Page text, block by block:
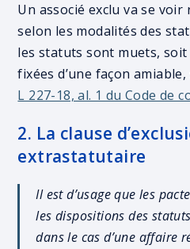
Un associé exclu va se
selon les modalités des
les statuts sont muets,
fixées d’une façon
L 227-18, al. 1 du Code de
2. La clause
extrastatutaire
Il est d’usage que les
les dispositions des
dans le cas d’une affaire